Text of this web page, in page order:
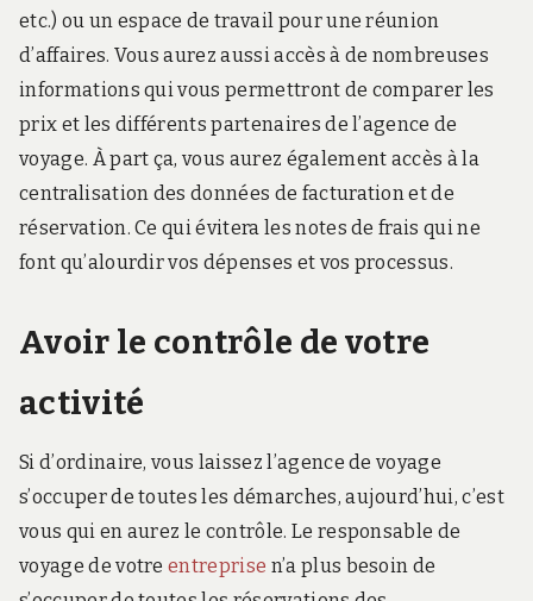
etc.) ou un espace de travail pour une réunion
d’affaires. Vous aurez aussi accès à de nombreuses
informations qui vous permettront de comparer les
prix et les différents partenaires de l’agence de
voyage. À part ça, vous aurez également accès à la
centralisation des données de facturation et de
réservation. Ce qui évitera les notes de frais qui ne
font qu’alourdir vos dépenses et vos processus.
Avoir le contrôle de votre
activité
Si d’ordinaire, vous laissez l’agence de voyage
s’occuper de toutes les démarches, aujourd’hui, c’est
vous qui en aurez le contrôle. Le responsable de
voyage de votreentreprise n’a plus besoin de